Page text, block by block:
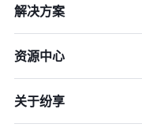
解决方案
资源中心
关于纷享